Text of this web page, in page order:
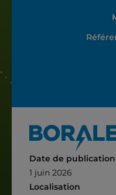
Date de publication
1 juin 2026
Localisation